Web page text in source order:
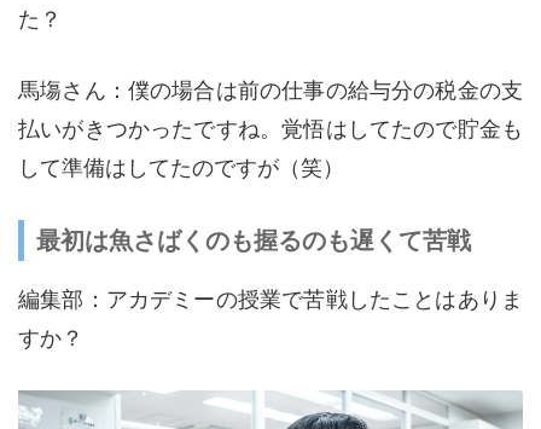
た？
馬塲さん：僕の場合は前の仕事の給与分の税金の支
払いがきつかったですね。覚悟はしてたので貯金も
して準備はしてたのですが（笑）
最初は魚さばくのも握るのも遅くて苦戦
編集部：アカデミーの授業で苦戦したことはありま
すか？